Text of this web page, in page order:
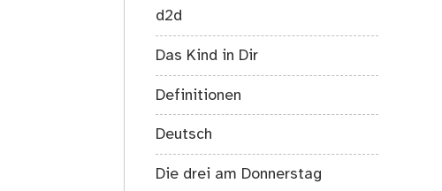
d2d
Das Kind in Dir
Definitionen
Deutsch
Die drei am Donnerstag